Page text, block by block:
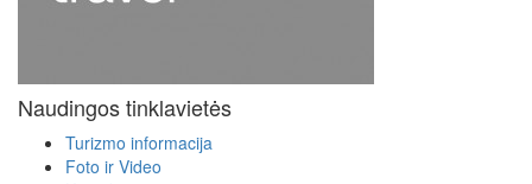
Naudingos tinklavietės
Turizmo informacija
Foto ir Video